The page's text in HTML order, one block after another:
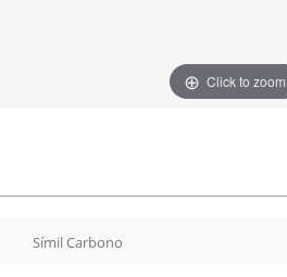
Click to zoom
Símil Carbono